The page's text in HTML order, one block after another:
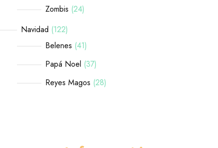
Zombis 24
Navidad 122
Belenes 41
Papá Noel 37
Reyes Magos 28